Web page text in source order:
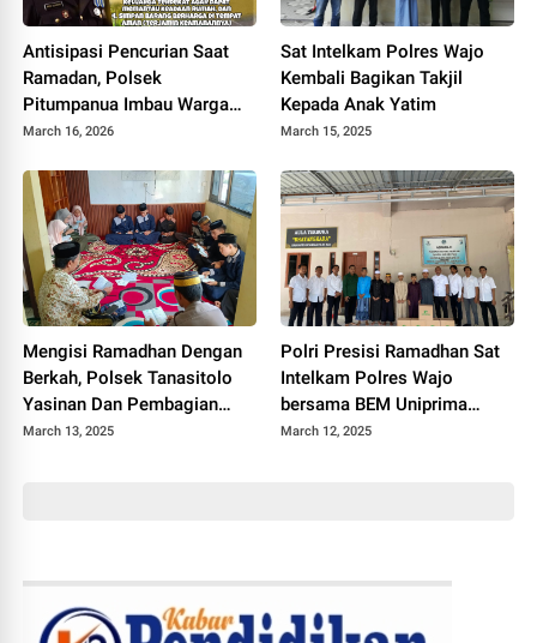
Antisipasi Pencurian Saat
Ramadan, Polsek
Pitumpanua Imbau Warga
Tingkatkan Keamanan
March 16, 2026
Sat Intelkam Polres Wajo
Kembali Bagikan Takjil
Kepada Anak Yatim
March 15, 2025
Mengisi Ramadhan Dengan
Berkah, Polsek Tanasitolo
Yasinan Dan Pembagian
Takjil Kepada Anak Yatim
March 13, 2025
Polri Presisi Ramadhan Sat
Intelkam Polres Wajo
bersama BEM Uniprima
Berbagi Kepada Santri
March 12, 2025